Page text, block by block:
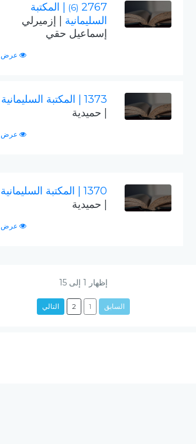
2767
(6)
| المكتبة
السليمانية
| إزميرلي
إسماعيل حقي
عرض
1373
| المكتبة السليمانية
| حميدية
عرض
1370
| المكتبة السليمانية
| حميدية
عرض
إظهار 1 إلى 15
السابق 1
2 التالي